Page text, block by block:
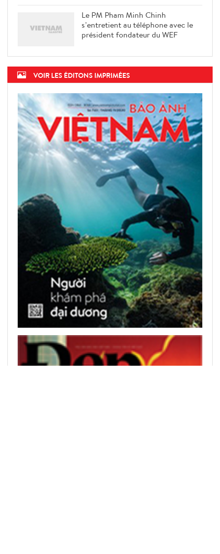
Le PM Pham Minh Chinh
s’entretient au téléphone avec le
président fondateur du WEF
VOIR LES ÉDITONS IMPRIMÉES